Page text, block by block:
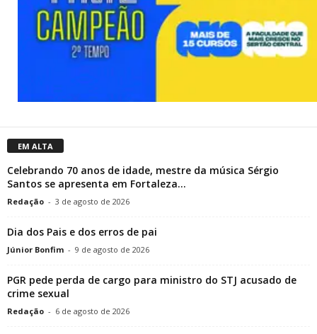
EM ALTA
Celebrando 70 anos de idade, mestre da música Sérgio
Santos se apresenta em Fortaleza...
Redação - 3 de agosto de 2026
Dia dos Pais e dos erros de pai
Júnior Bonfim - 9 de agosto de 2026
PGR pede perda de cargo para ministro do STJ acusado de
crime sexual
Redação - 6 de agosto de 2026